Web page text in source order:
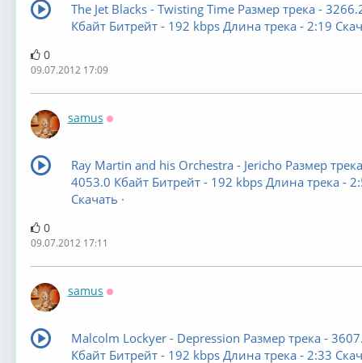
The Jet Blacks - Twisting Time Размер трека -
Кбайт Битрейт - 192 kbps Длина трека - 2:19
0
09.07.2012 17:09
samus
Ray Martin and his Orchestra - Jericho Размер
4053.0 Кбайт Битрейт - 192 kbps Длина трека -
Скачать ·
0
09.07.2012 17:11
samus
Malcolm Lockyer - Depression Размер трека -
Кбайт Битрейт - 192 kbps Длина трека - 2:33